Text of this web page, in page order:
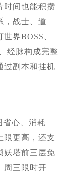
时间也能积攒
，战士、道
界BOSS、
经脉构成完整
过副本和挂机
省心、消耗
限更高，还支
妖塔前三层免
周三限时开